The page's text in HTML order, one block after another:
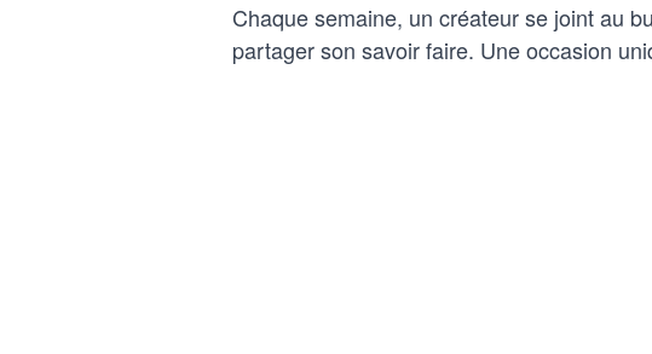
Chaque semaine, un créateur se joint au
partager son savoir faire. Une occasion